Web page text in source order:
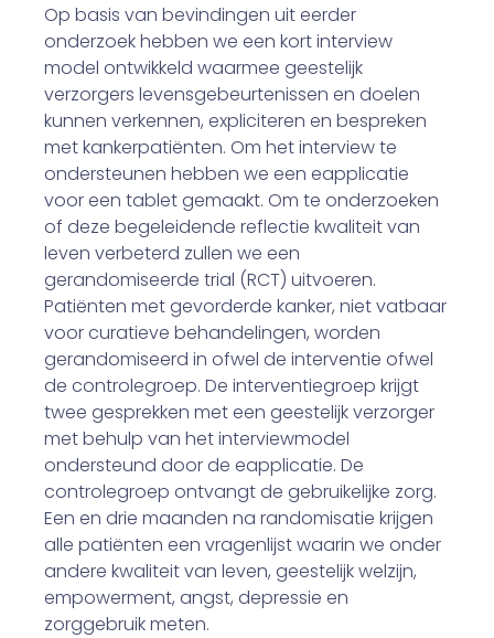
Op basis van bevindingen uit eerder
onderzoek hebben we een kort interview
model ontwikkeld waarmee geestelijk
verzorgers levensgebeurtenissen en ­doelen
kunnen verkennen, expliciteren en bespreken
met kankerpatiënten. Om het interview te
ondersteunen hebben we een e­applicatie
voor een tablet gemaakt. Om te onderzoeken
of deze be­geleidende reflectie kwaliteit van
leven verbeterd zullen we een
gerandomiseerde trial (RCT) uitvoeren.
Patiënten met gevorderde kanker, niet vatbaar
voor curatieve behandelingen, worden
gerandomiseerd in ofwel de interventie ofwel
de controlegroep. De interventiegroep krijgt
twee gesprekken met een geestelijk verzorger
met behulp van het inter­viewmodel
ondersteund door de e­applicatie. De
controlegroep ontvangt de gebruikelijke zorg.
Een en drie maanden na randomisatie krijgen
alle patiënten een vragenlijst waarin we onder
andere kwaliteit van leven, geestelijk welzijn,
empowerment, angst, depressie en
zorggebruik meten.